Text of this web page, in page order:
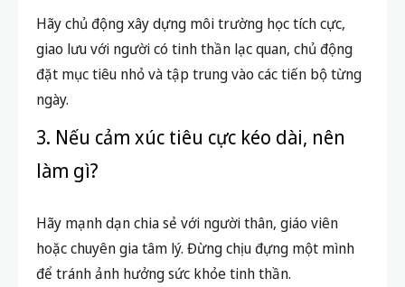
Hãy chủ động xây dựng môi trường học tích cực,
giao lưu với người có tinh thần lạc quan, chủ động
đặt mục tiêu nhỏ và tập trung vào các tiến bộ từng
ngày.
3. Nếu cảm xúc tiêu cực kéo dài, nên
làm gì?
Hãy mạnh dạn chia sẻ với người thân, giáo viên
hoặc chuyên gia tâm lý. Đừng chịu đựng một mình
để tránh ảnh hưởng sức khỏe tinh thần.